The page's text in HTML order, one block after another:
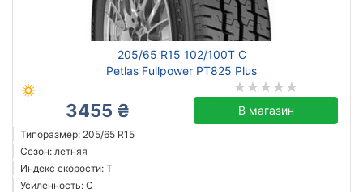
205/65 R15 102/100T C
Petlas Fullpower PT825 Plus
3455 ₴ В магазин
Типоразмер: 205/65 R15
Сезон: летняя
Индекс скорости: T
Усиленность: C